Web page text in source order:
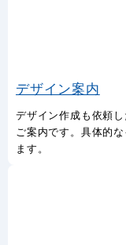
デザイン案内
デザイン作成も依頼
ご案内です。具体的
ます。